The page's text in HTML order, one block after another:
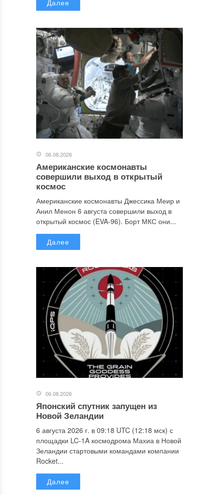
Далее
06.08.2026
Американские космонавты
совершили выход в открытый
космос
Американские космонавты Джессика Меир и
Анил Менон 6 августа совершили выход в
открытый космос (EVA-96). Борт МКС они...
Далее
06.08.2026
Японский спутник запущен из
Новой Зеландии
6 августа 2026 г. в 09:18 UTC (12:18 мск) с
площадки LC-1A космодрома Махиа в Новой
Зеландии стартовыми командами компании
Rocket...
Далее